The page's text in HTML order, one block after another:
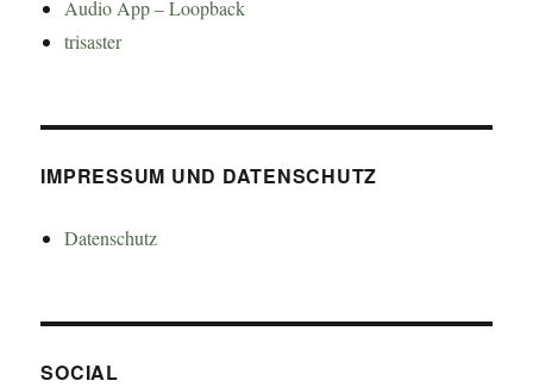
Audio App – Loopback
trisaster
IMPRESSUM UND DATENSCHUTZ
Datenschutz
SOCIAL